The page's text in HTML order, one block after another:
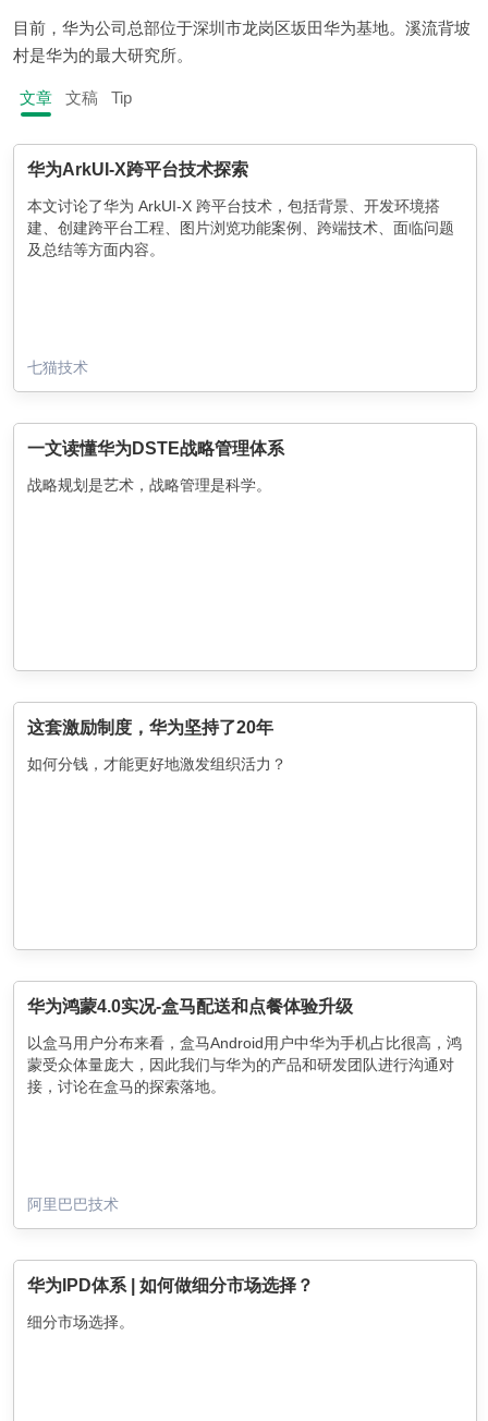
目前，华为公司总部位于深圳市龙岗区坂田华为基地。溪流背坡
村是华为的最大研究所。
文章 文稿 Tip
华为ArkUI-X跨平台技术探索
本文讨论了华为 ArkUI-X 跨平台技术，包括背景、开发环境搭
建、创建跨平台工程、图片浏览功能案例、跨端技术、面临问题
及总结等方面内容。
七猫技术
一文读懂华为DSTE战略管理体系
战略规划是艺术，战略管理是科学。
这套激励制度，华为坚持了20年
如何分钱，才能更好地激发组织活力？
华为鸿蒙4.0实况-盒马配送和点餐体验升级
以盒马用户分布来看，盒马Android用户中华为手机占比很高，鸿
蒙受众体量庞大，因此我们与华为的产品和研发团队进行沟通对
接，讨论在盒马的探索落地。
阿里巴巴技术
华为IPD体系 | 如何做细分市场选择？
细分市场选择。